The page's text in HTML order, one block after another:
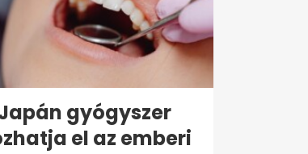
gyógyszer
el az emberi